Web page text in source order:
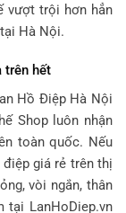
vượt trội hơn hẳn
Hà Nội.
trên hết
Hồ Điệp Hà Nội
Shop luôn nhận
toàn quốc. Nếu
giá rẻ trên thị
vòi ngắn, thân
tại LanHoDiep.vn